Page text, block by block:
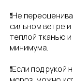
❗Не
сильном ветре
теплой тканью и
минимума.
❗️Если под